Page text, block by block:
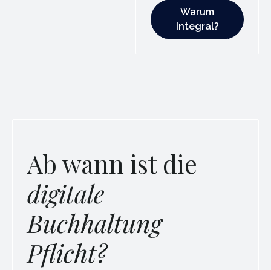
Warum
Integral?
Warum Integral?
Ab wann ist die
digitale
Buchhaltung
Pflicht?